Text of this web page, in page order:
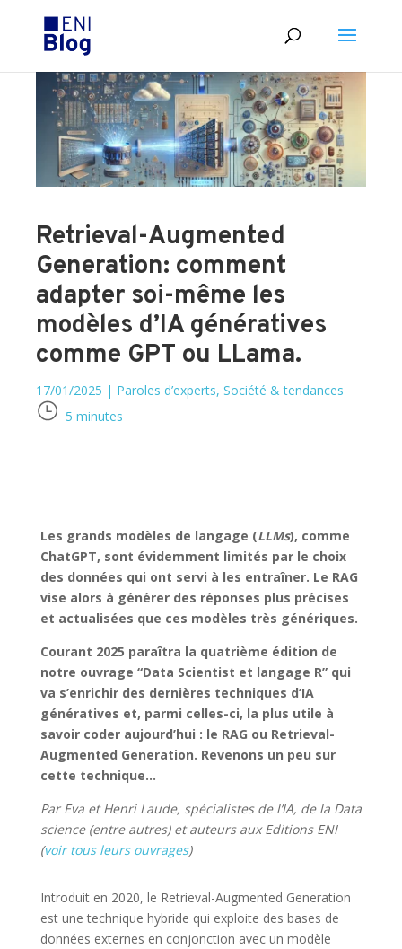
Retrieval-Augmented
Generation: comment
adapter soi-même les
modèles d’IA génératives
comme GPT ou LLama.
17/01/2025 | Paroles d’experts, Société & tendances
5 minutes
Les grands modèles de langage (LLMs), comme
ChatGPT, sont évidemment limités par le choix
des données qui ont servi à les entraîner. Le RAG
vise alors à générer des réponses plus précises
et actualisées que ces modèles très génériques.
Courant 2025 paraîtra la quatrième édition de
notre ouvrage “Data Scientist et langage R” qui
va s’enrichir des dernières techniques d’IA
génératives et, parmi celles-ci, la plus utile à
savoir coder aujourd’hui : le RAG ou Retrieval-
Augmented Generation. Revenons un peu sur
cette technique…
Par Eva et Henri Laude, spécialistes de l’IA, de la Data
science (entre autres) et auteurs aux Editions ENI
(voir tous leurs ouvrages)
Introduit en 2020, le Retrieval-Augmented Generation
est une technique hybride qui exploite des bases de
données externes en conjonction avec un modèle